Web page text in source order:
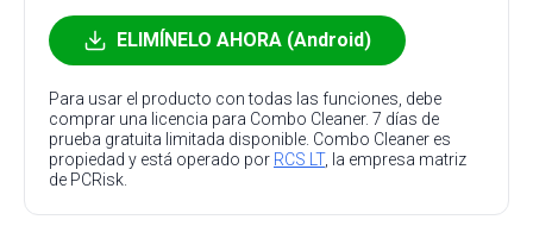
ELIMÍNELO AHORA (Android)
Para usar el producto con todas las funciones, debe
comprar una licencia para Combo Cleaner. 7 días de
prueba gratuita limitada disponible. Combo Cleaner es
propiedad y está operado por RCS LT, la empresa matriz
de PCRisk.